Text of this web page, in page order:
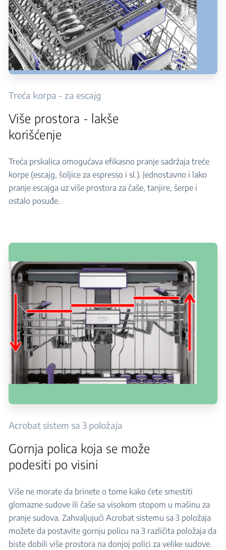
Treća korpa - za escajg
Više prostora - lakše
korišćenje
Treća prskalica omogućava efikasno pranje sadržaja treće
korpe (escajg, šoljice za espresso i sl.). Jednostavno i lako
pranje escajga uz više prostora za čaše, tanjire, šerpe i
ostalo posuđe.
Acrobat sistem sa 3 položaja
Gornja polica koja se može
podesiti po visini
Više ne morate da brinete o tome kako ćete smestiti
glomazne sudove ili čaše sa visokom stopom u mašinu za
pranje sudova. Zahvaljujući Acrobat sistemu sa 3 položaja
možete da postavite gornju policu na 3 različita položaja da
biste dobili više prostora na donjoj polici za velike sudove.